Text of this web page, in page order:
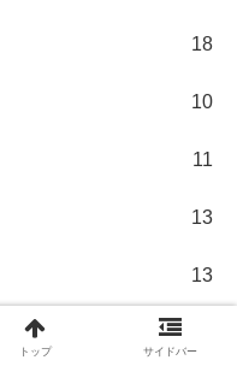
18
10
11
13
13
トップ サイドバー